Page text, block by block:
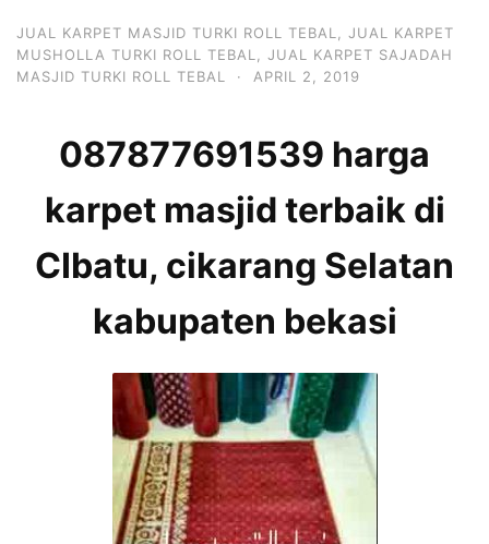
JUAL KARPET MASJID TURKI ROLL TEBAL
JUAL KARPET
MUSHOLLA TURKI ROLL TEBAL
JUAL KARPET SAJADAH
MASJID TURKI ROLL TEBAL
· APRIL 2, 2019
087877691539 harga
karpet masjid terbaik di
CIbatu, cikarang Selatan
kabupaten bekasi